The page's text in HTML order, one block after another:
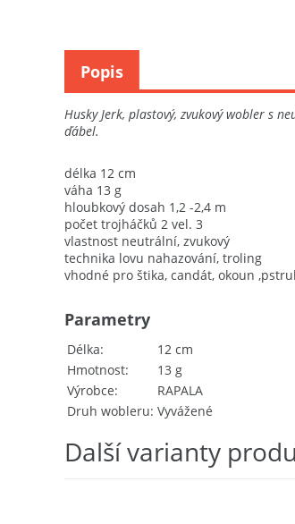
Husky Jerk, plastový, zvukový wobler s
ďábel.
délka 12 cm
váha 13 g
hloubkový dosah 1,2 -2,4 m
počet trojháčků 2 vel. 3
vlastnost neutrální, zvukový
technika lovu nahazování, troling
vhodné pro štika, candát, okoun
Délka
12 cm
Hmotnost
13 g
Výrobce
RAPALA
Druh wobleru Vyvážené
Parametry
Popis
Další varianty